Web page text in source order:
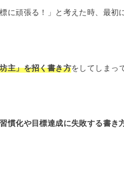
に頑張る！」と考えた時、最初
主」を招く書き方をしてしまっ
習慣化や目標達成に失敗する書き